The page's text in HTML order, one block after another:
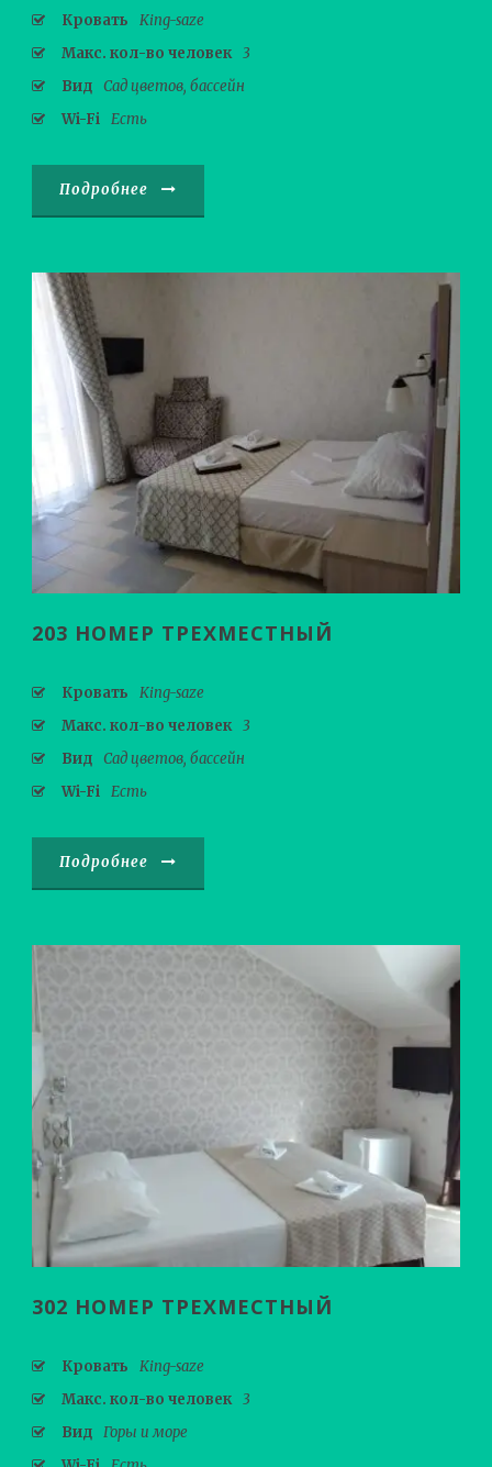
Кровать
King-saze
Макс. кол-во человек 3
Вид Сад цветов, бассейн
Wi-Fi Есть
Подробнее
203 НОМЕР ТРЕХМЕСТНЫЙ
Кровать
King-saze
Макс. кол-во человек 3
Вид Сад цветов, бассейн
Wi-Fi Есть
Подробнее
302 НОМЕР ТРЕХМЕСТНЫЙ
Кровать
King-saze
Макс. кол-во человек 3
Вид Горы и море